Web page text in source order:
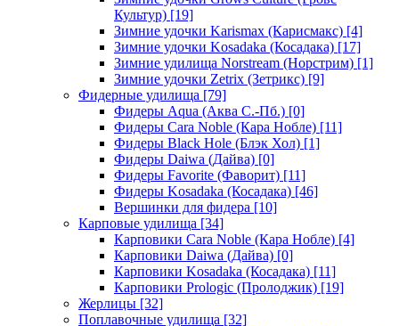
Культур) [19]
Зимние удочки Karismax (Карисмакс) [4]
Зимние удочки Kosadaka (Косадака) [17]
Зимние удилища Norstream (Норстрим) [1]
Зимние удочки Zetrix (Зетрикс) [9]
Фидерные удилища [79]
Фидеры Aqua (Аква С.-Пб.) [0]
Фидеры Cara Noble (Кара Нобле) [11]
Фидеры Black Hole (Блэк Хол) [1]
Фидеры Daiwa (Дайва) [0]
Фидеры Favorite (Фаворит) [11]
Фидеры Kosadaka (Косадака) [46]
Вершинки для фидера [10]
Карповые удилища [34]
Карповики Cara Noble (Кара Нобле) [4]
Карповики Daiwa (Дайва) [0]
Карповики Kosadaka (Косадака) [11]
Карповики Prologic (Пролоджик) [19]
Жерлицы [32]
Поплавочные удилища [32]